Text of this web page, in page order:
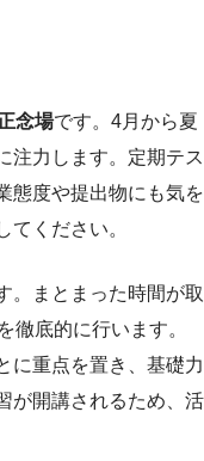
念場です。4月から夏
注力します。定期テス
態度や提出物にも気を
ください。
。まとまった時間が取
徹底的に行います。
に重点を置き、基礎力
が開講されるため、活